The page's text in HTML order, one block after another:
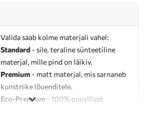
Valida saab kolme materjali vahel:
Standard - sile, teraline sünteetiline
materjal, mille pind on läikiv.
Premium - matt materjal, mis sarnaneb
kunstnike lõuenditele.
Eco-Premium - 100% puuvillast